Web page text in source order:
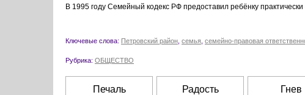
В 1995 году Семейный кодекс РФ предоставил ребёнку
Ключевые слова: Петровский район семья семейно-правовая
Рубрика: ОБЩЕСТВО
Печаль Радость Гнев